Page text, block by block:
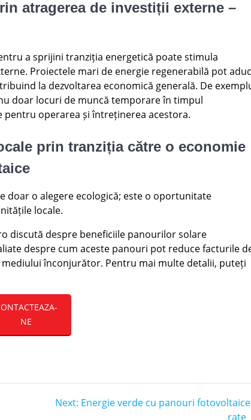
atragerea de investiții externe –
a sprijini tranziția energetică poate stimula
Proiectele mari de energie regenerabilă pot
la dezvoltarea economică generală. De
doar locuri de muncă temporare în timpul
operarea și întreținerea acestora.
prin tranziția către o economie
doar o alegere ecologică; este o oportunitate
locale.
discută despre beneficiile panourilor solare
despre cum aceste panouri pot reduce facturile
înconjurător. Pentru mai multe detalii, puteți
NE
Next: Next
Energie verde cu panouri
rate